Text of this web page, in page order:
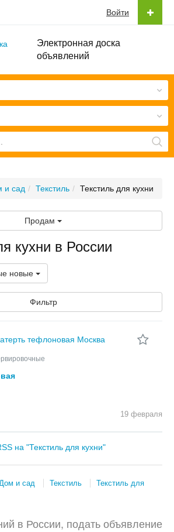
Электронная доска
объявлений
Войти
и сад Текстиль Текстиль для кухни
Продам
кухни в России
новые
Фильтр
19 февраля
на "Текстиль для кухни"
и сад Текстиль
Текстиль для
в России, подать объявление